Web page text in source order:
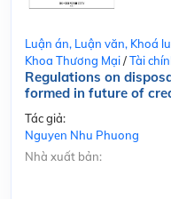
Luận án, Luận văn, Khoá
Khoa Thương Mại/Tài
Regulations on
formed in future of
Tác giả:
Nguyen Nhu Phuong
Nhà xuất bản: